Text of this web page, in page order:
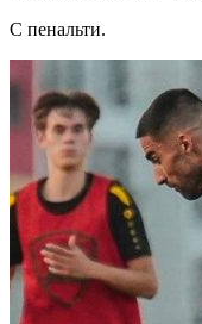
С пенальти.